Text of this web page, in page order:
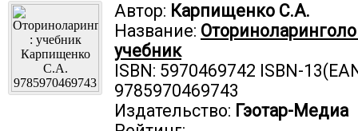
Автор: Карпищенко С.А.
Название:
учебник
ISBN: 5970469742 ISBN-
9785970469743
Издательство: Гэотар-Медиа